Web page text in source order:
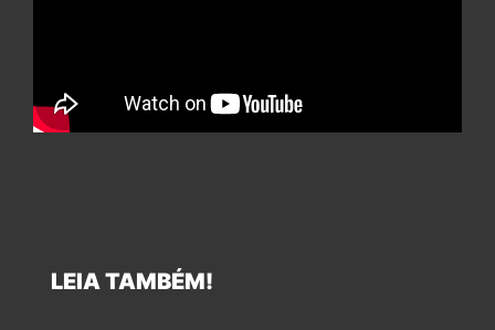
LEIA TAMBÉM!